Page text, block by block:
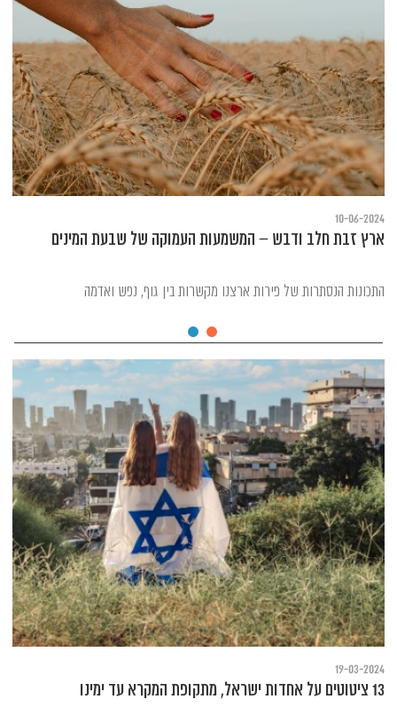
10-06-2024
ארץ זבת חלב ודבש – המשמעות העמוקה של שבעת המינים
התכונות הנסתרות של פירות ארצנו מקשרות בין גוף, נפש ואדמה
19-03-2024
13 ציטוטים על אחדות ישראל, מתקופת המקרא עד ימינו